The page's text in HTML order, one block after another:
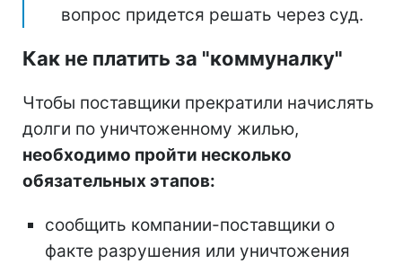
вопрос придется решать через суд.
Как не платить за "коммуналку"
Чтобы поставщики прекратили начислять
долги по уничтоженному жилью,
необходимо пройти несколько
обязательных этапов:
сообщить компании-поставщики о
факте разрушения или уничтожения